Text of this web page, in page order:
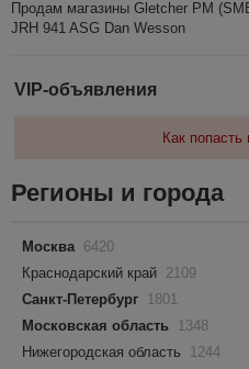
Продам магазины Gletcher PM
JRH 941 ASG Dan Wesson
VIP-объявления
Как попасть
Регионы и города
Москва 6420
Краснодарский край 2109
Санкт-Петербург 1801
Московская область 1348
Нижегородская область
1244